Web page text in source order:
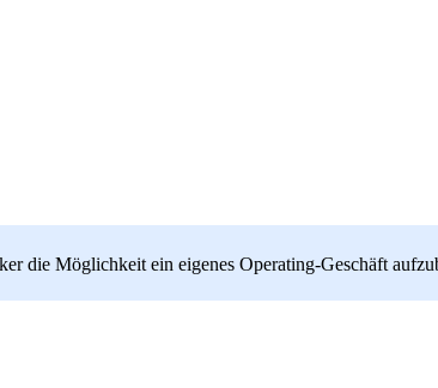
die Möglichkeit ein eigenes Operating-Geschäft